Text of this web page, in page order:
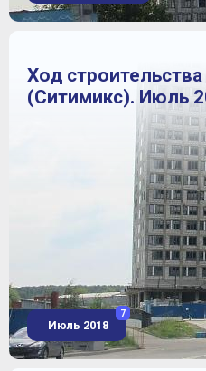
Ход
(Ситимикс). Июль
Июль 2018
7